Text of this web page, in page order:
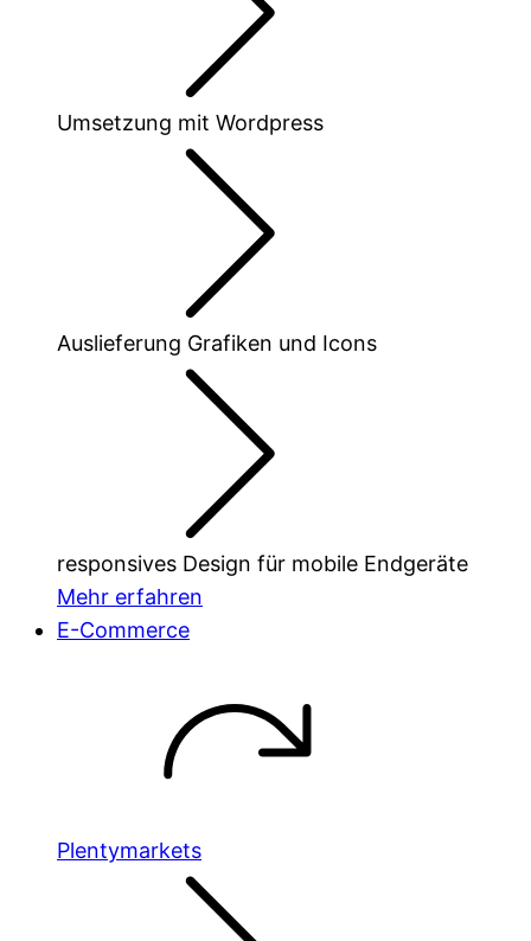
Umsetzung mit Wordpress
Auslieferung Grafiken und Icons
responsives Design für mobile Endgeräte
Mehr erfahren
E-Commerce
Plentymarkets